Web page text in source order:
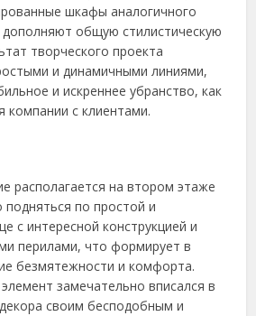
шкафы аналогичного
дополняют общую стилистическую
творческого проекта
и динамичными линиями,
и искреннее убранство, как
компании с клиентами.
располагается на втором этаже
по простой и
с интересной конструкцией и
перилами, что формирует в
безмятежности и комфорта.
замечательно вписался в
своим бесподобным и